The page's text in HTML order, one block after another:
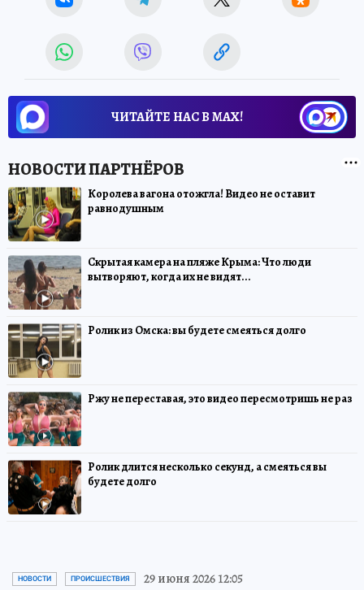
ЧИТАЙТЕ НАС В МАХ!
Королева вагона отожгла! Видео не оставит
равнодушным
Скрытая камера на пляже Крыма: Что люди
вытворяют, когда их не видят...
Ролик из Омска: вы будете смеяться долго
Ржу не переставая, это видео пересмотришь не раз
Ролик длится несколько секунд, а смеяться вы
будете долго
НОВОСТИ ПРОИСШЕСТВИЯ 29 июня 2026 12:05